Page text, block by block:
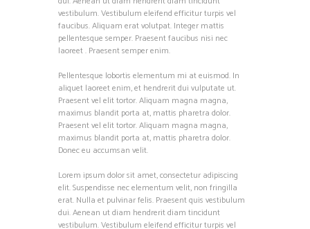
vestibulum. Vestibulum eleifend efficitur turpis vel
faucibus. Aliquam erat volutpat. Integer mattis
pellentesque semper. Praesent faucibus nisi nec
laoreet . Praesent semper enim.
Pellentesque lobortis elementum mi at euismod. In
aliquet laoreet enim, et hendrerit dui vulputate ut.
Praesent vel elit tortor. Aliquam magna magna,
maximus blandit porta at, mattis pharetra dolor.
Praesent vel elit tortor. Aliquam magna magna,
maximus blandit porta at, mattis pharetra dolor.
Donec eu accumsan velit.
Lorem ipsum dolor sit amet, consectetur adipiscing
elit. Suspendisse nec elementum velit, non fringilla
erat. Nulla et pulvinar felis. Praesent quis vestibulum
dui. Aenean ut diam hendrerit diam tincidunt
vestibulum. Vestibulum eleifend efficitur turpis vel